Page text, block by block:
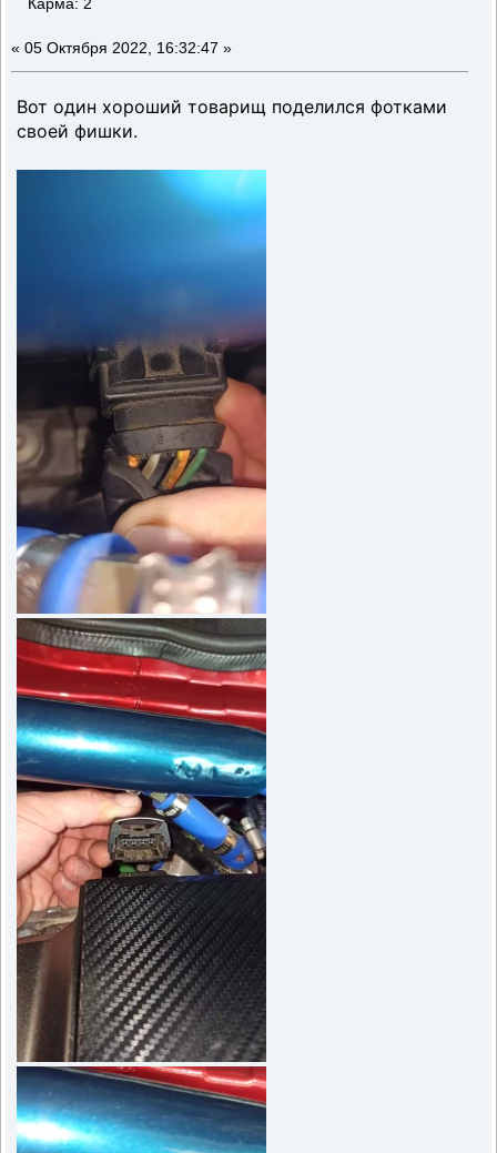
Карма: 2
« 05 Октября 2022, 16:32:47 »
Вот один хороший товарищ поделился фотками
своей фишки.